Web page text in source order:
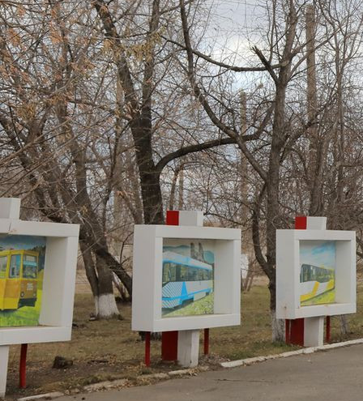
экскурсия, посвящённая
трудовым подвигам
горожан
Город
27.04.2024 17:312057
Фото:
admkrsk.ru
Красноярцев приглашают на трамвайную экскурсию.
Мероприятие состоится 1 мая и будет посвящено трудовым
подвигам горожан в годы Великой Отечественной войны.